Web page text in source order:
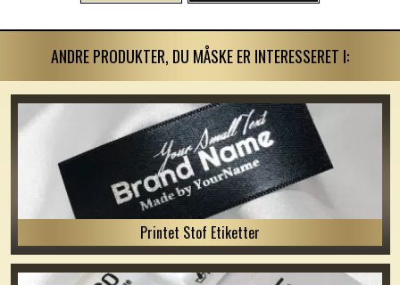
ANDRE PRODUKTER, DU MÅSKE ER INTERESSERET I:
Printet Stof Etiketter